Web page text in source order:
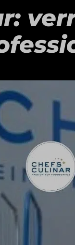
het bereiden
positioneert
van food,
markt,
biedt Chefs